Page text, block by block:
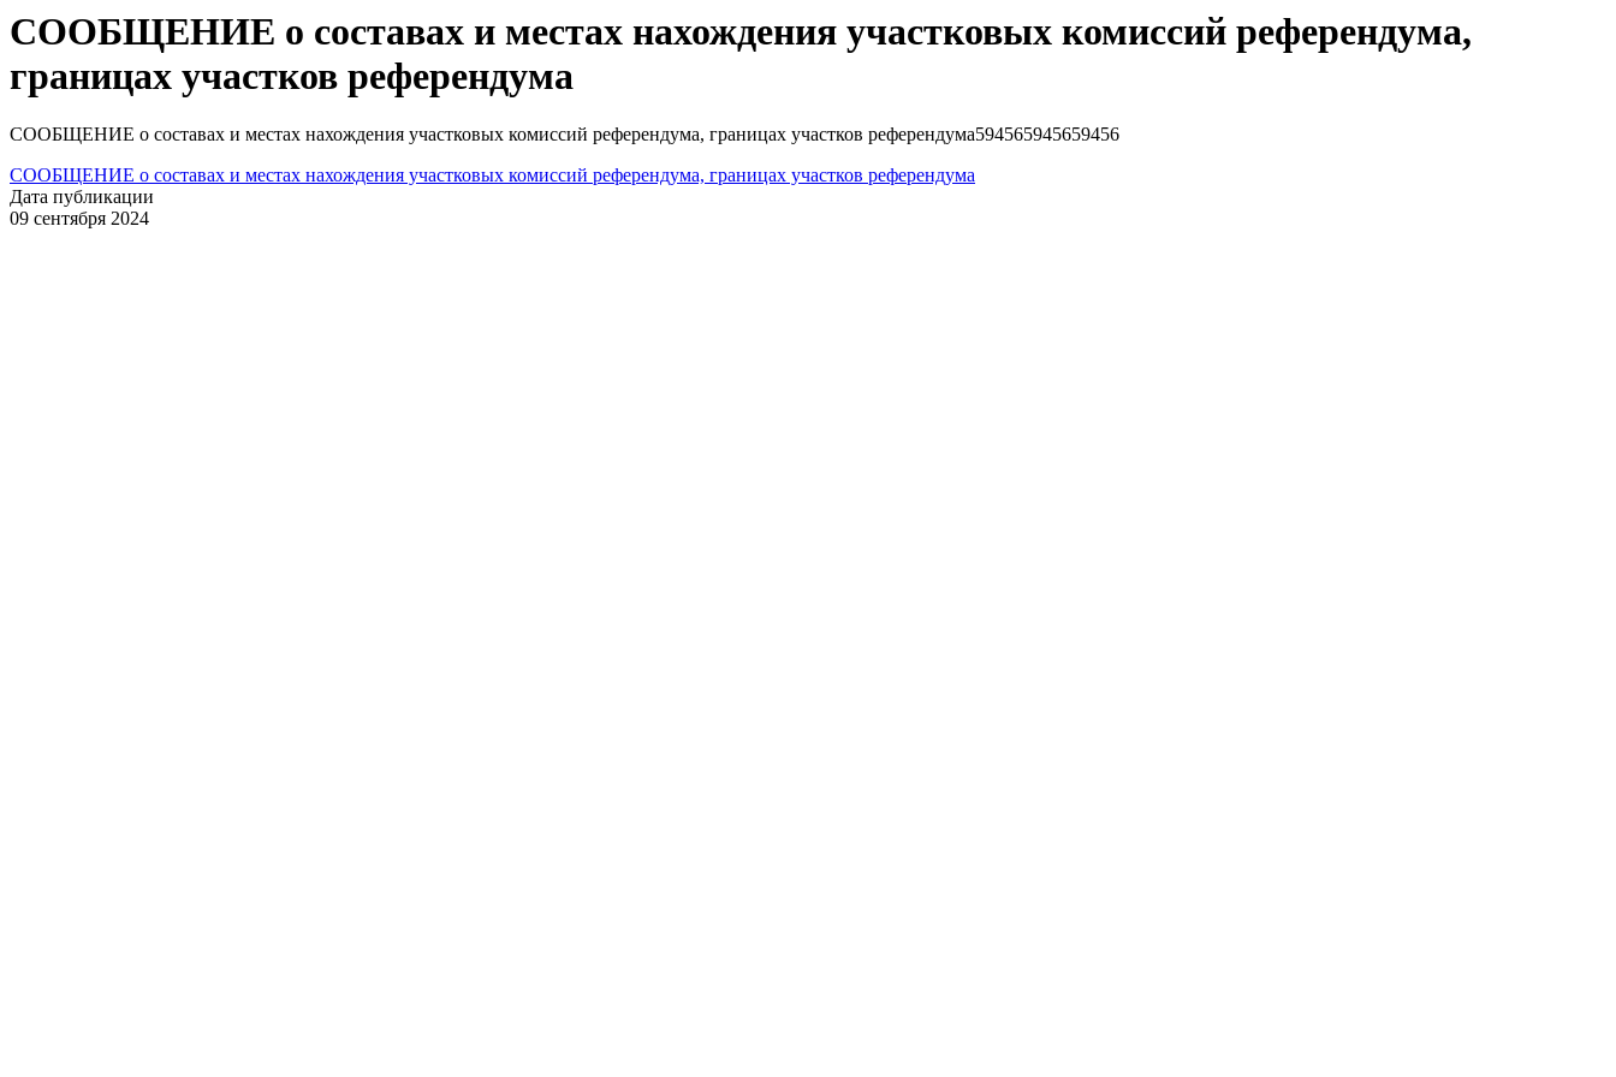
СООБЩЕНИЕ о составах и местах нахождения участковых комиссий референдума,
границах участков референдума
СООБЩЕНИЕ о составах и местах нахождения участковых комиссий референдума, границах участков референдума594565945659456
СООБЩЕНИЕ о составах и местах нахождения участковых комиссий референдума, границах участков референдума
Дата публикации
09 сентября 2024